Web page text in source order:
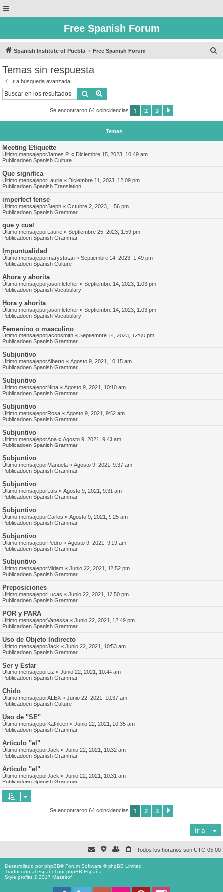
Free Spanish Forum
Spanish Institute of Puebla Free Spanish Forum
Temas sin respuesta
Ir a búsqueda avanzada
Buscar
Se encontraron 64 coincidencias 1 2 3
Temas
Meeting Etiquette
Último mensajeporJames P. « Diciembre 15, 2023, 10:49 am
Publicadoen Spanish Culture
Que significa
Último mensajeporLaurie « Diciembre 11, 2023, 12:09 pm
Publicadoen Spanish Translation
imperfect tense
Último mensajeporSteph « Octubre 2, 2023, 1:56 pm
Publicadoen Spanish Grammar
que y cual
Último mensajeporLaurie « Septiembre 25, 2023, 1:59 pm
Publicadoen Spanish Grammar
Impuntualidad
Último mensajepormarystatan « Septiembre 14, 2023, 1:49 pm
Publicadoen Spanish Culture
Ahora y ahorita
Último mensajeporjasonfletcher « Septiembre 14, 2023, 1:03 pm
Publicadoen Spanish Vocabulary
Hora y ahorita
Último mensajeporjasonfletcher « Septiembre 14, 2023, 1:03 pm
Publicadoen Spanish Vocabulary
Femenino o masculino
Último mensajeporjacobsmith « Septiembre 14, 2023, 12:00 pm
Publicadoen Spanish Grammar
Subjuntivo
Último mensajeporAlberto « Agosto 9, 2021, 10:15 am
Publicadoen Spanish Grammar
Subjuntivo
Último mensajeporNina « Agosto 9, 2021, 10:10 am
Publicadoen Spanish Grammar
Subjuntivo
Último mensajeporRosa « Agosto 9, 2021, 9:52 am
Publicadoen Spanish Grammar
Subjuntivo
Último mensajeporAna « Agosto 9, 2021, 9:43 am
Publicadoen Spanish Grammar
Subjuntivo
Último mensajeporManuela « Agosto 9, 2021, 9:37 am
Publicadoen Spanish Grammar
Subjuntivo
Último mensajeporLuis « Agosto 9, 2021, 9:31 am
Publicadoen Spanish Grammar
Subjuntivo
Último mensajeporCarlos « Agosto 9, 2021, 9:25 am
Publicadoen Spanish Grammar
Subjuntivo
Último mensajeporPedro « Agosto 9, 2021, 9:19 am
Publicadoen Spanish Grammar
Subjuntivo
Último mensajeporMiriam « Junio 22, 2021, 12:52 pm
Publicadoen Spanish Grammar
Preposiciones
Último mensajeporLucas « Junio 22, 2021, 12:50 pm
Publicadoen Spanish Grammar
POR y PARA
Último mensajeporVanessa « Junio 22, 2021, 12:49 pm
Publicadoen Spanish Grammar
Uso de Objeto Indirecto
Último mensajeporJack « Junio 22, 2021, 10:53 am
Publicadoen Spanish Grammar
Ser y Estar
Último mensajeporLiz « Junio 22, 2021, 10:44 am
Publicadoen Spanish Grammar
Chido
Último mensajeporALEX « Junio 22, 2021, 10:37 am
Publicadoen Spanish Culture
Uso de "SE"
Último mensajeporKathleen « Junio 22, 2021, 10:35 am
Publicadoen Spanish Grammar
Articulo "el"
Último mensajeporJack « Junio 22, 2021, 10:32 am
Publicadoen Spanish Grammar
Articulo "el"
Último mensajeporJack « Junio 22, 2021, 10:31 am
Publicadoen Spanish Grammar
Se encontraron 64 coincidencias 1 2 3
Ir a
Todos los horarios son UTC-05:00
Desarrollado porphpBB® Forum Software © phpBB Limited
Traducción al español porphpBB España
Style proflat © 2017 Mazeltof